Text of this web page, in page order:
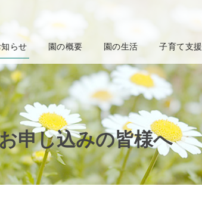
申し込みの皆様へ
らせ 園の概要 園の生活 子育て支援